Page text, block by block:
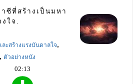
ซีที่สร้างเป็นมหา
ใจ.
ะสร้างแรงบันดาลใจ,
, ตัวอย่างหนัง
02:13